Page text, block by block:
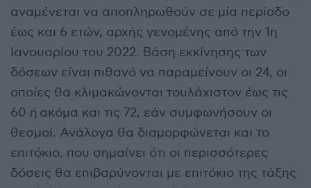
αναμένεται να αποπληρωθούν σε μία περίοδο
έως και 6 ετών, αρχής γενομένης από την 1η
Ιανουαρίου του 2022. Βάση εκκίνησης των
δόσεων είναι πιθανό να παραμείνουν οι 24, οι
οποίες θα κλιμακώνονται τουλάχιστον έως τις
60 ή ακόμα και τις 72, εάν συμφωνήσουν οι
θεσμοί. Ανάλογα θα διαμορφώνεται και το
επιτόκιο, που σημαίνει ότι οι περισσότερες
δόσεις θα επιβαρύνονται με επιτόκιο της τάξης